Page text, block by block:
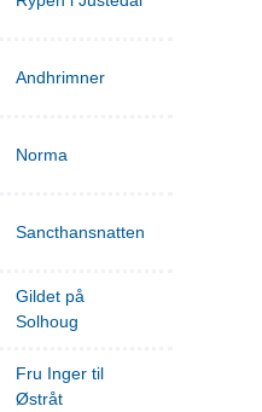
Andhrimner
Norma
Sancthansnatten
Gildet på
Solhoug
Fru Inger til
Østråt